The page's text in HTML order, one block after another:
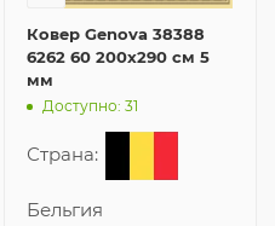
Ковер Genova 38388
6262 60 200x290 см 5
мм
Доступно: 31
Страна:
Бельгия